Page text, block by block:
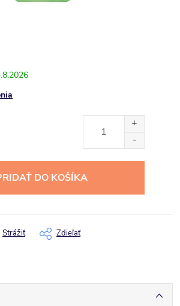
DO KOŠÍKA
Strážiť Zdieľať